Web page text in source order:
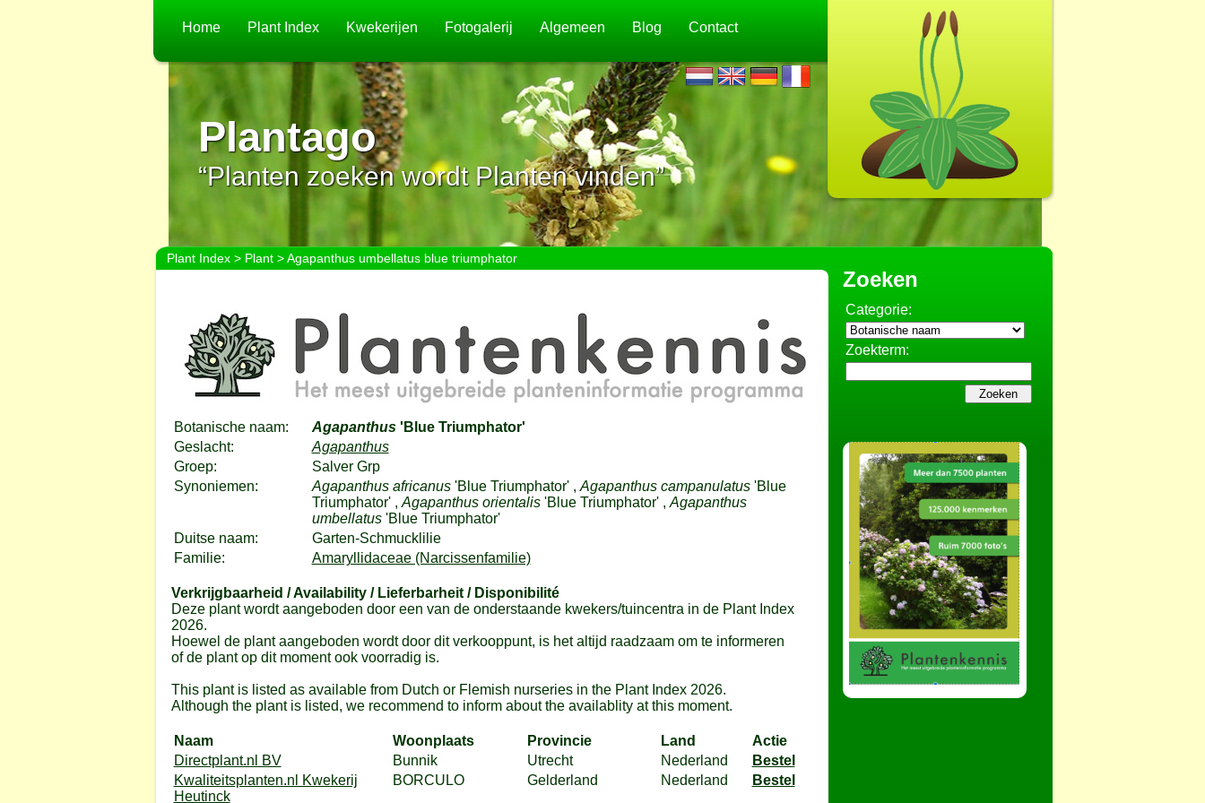
Home Plant Index Kwekerijen Fotogalerij Algemeen Blog Contact
Plantago
“Planten zoeken wordt Planten vinden”
Plant Index> Plant> Agapanthus umbellatus blue triumphator
Botanische naam: Agapanthus'Blue Triumphator'
Geslacht:
Agapanthus
Groep:
Salver Grp
Synoniemen:
Agapanthus africanus 'Blue Triumphator' , Agapanthus campanulatus 'Blue
Triumphator' , Agapanthus orientalis 'Blue Triumphator' , Agapanthus
umbellatus 'Blue Triumphator'
Duitse naam:
Garten-Schmucklilie
Familie:
Amaryllidaceae (Narcissenfamilie)
Verkrijgbaarheid / Availability / Lieferbarheit / Disponibilité
Deze plant wordt aangeboden door een van de onderstaande kwekers/tuincentra in de Plant Index
2026.
Hoewel de plant aangeboden wordt door dit verkooppunt, is het altijd raadzaam om te informeren
of de plant op dit moment ook voorradig is.
This plant is listed as available from Dutch or Flemish nurseries in the Plant Index 2026.
Although the plant is listed, we recommend to inform about the availablity at this moment.
Naam Woonplaats Provincie Land
Actie
Directplant.nl BV
Bunnik Utrecht Nederland
Bestel
Kwaliteitsplanten.nl Kwekerij
Heutinck
BORCULO Gelderland Nederland Bestel
Zoeken
Categorie:
Zoekterm: